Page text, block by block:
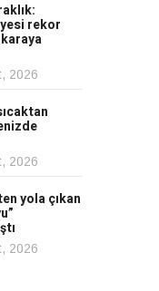
rekor
2026
2026
yola çıkan
2026